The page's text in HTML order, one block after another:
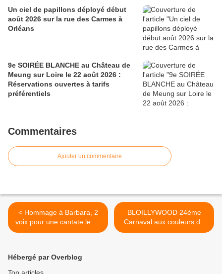
Un ciel de papillons déployé début
août 2026 sur la rue des Carmes à
Orléans
9e SOIRÉE BLANCHE au Château de
Meung sur Loire le 22 août 2026 :
Réservations ouvertes à tarifs
préférentiels
Commentaires
Ajouter un commentaire
< Hommage à Barbara, 2
voix pour une cantate le 30
avril à la Salle des Fêtes de
BLOILLYWOOD 24ème
Carnaval aux couleurs de
l'Inde à BLOIS Dimanche
Hébergé par Overblog